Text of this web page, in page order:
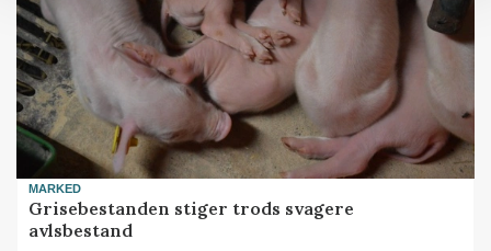
MARKED
Grisebestanden stiger trods svagere
avlsbestand